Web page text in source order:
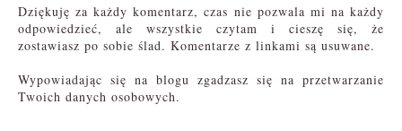
Dziękuję za każdy komentarz, czas nie pozwala mi na każdy
odpowiedzieć, ale wszystkie czytam i cieszę się, że
zostawiasz po sobie ślad. Komentarze z linkami są usuwane.
Wypowiadając się na blogu zgadzasz się na przetwarzanie
Twoich danych osobowych.